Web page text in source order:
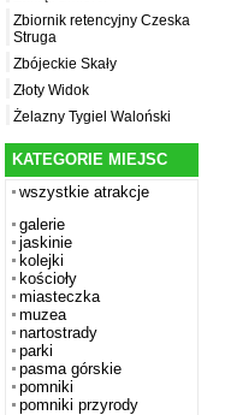
Zbiornik retencyjny Czeska
Struga
Zbójeckie Skały
Złoty Widok
Żelazny Tygiel Waloński
KATEGORIE MIEJSC
wszystkie atrakcje
galerie
jaskinie
kolejki
kościoły
miasteczka
muzea
nartostrady
parki
pasma górskie
pomniki
pomniki przyrody